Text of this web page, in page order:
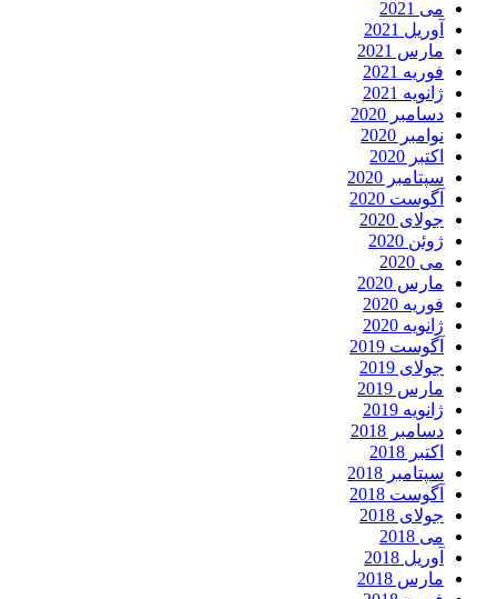
می 2021
آوریل 2021
مارس 2021
فوریه 2021
ژانویه 2021
دسامبر 2020
نوامبر 2020
اکتبر 2020
سپتامبر 2020
آگوست 2020
جولای 2020
ژوئن 2020
می 2020
مارس 2020
فوریه 2020
ژانویه 2020
آگوست 2019
جولای 2019
مارس 2019
ژانویه 2019
دسامبر 2018
اکتبر 2018
سپتامبر 2018
آگوست 2018
جولای 2018
می 2018
آوریل 2018
مارس 2018